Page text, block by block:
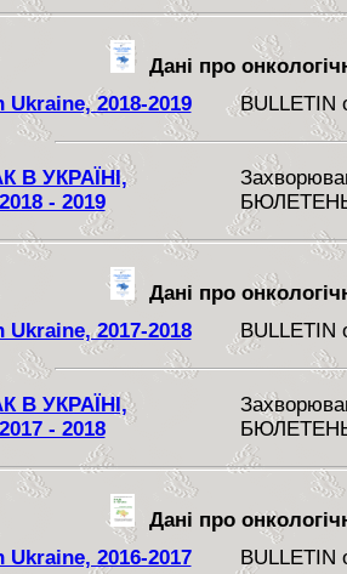
Дані про
Ukraine, 2018-2019
BULLETIN
В УКРАЇНІ,
2018 - 2019
Дані про
Ukraine, 2017-2018
BULLETIN
В УКРАЇНІ,
2017 - 2018
Дані про
Ukraine, 2016-2017
BULLETIN